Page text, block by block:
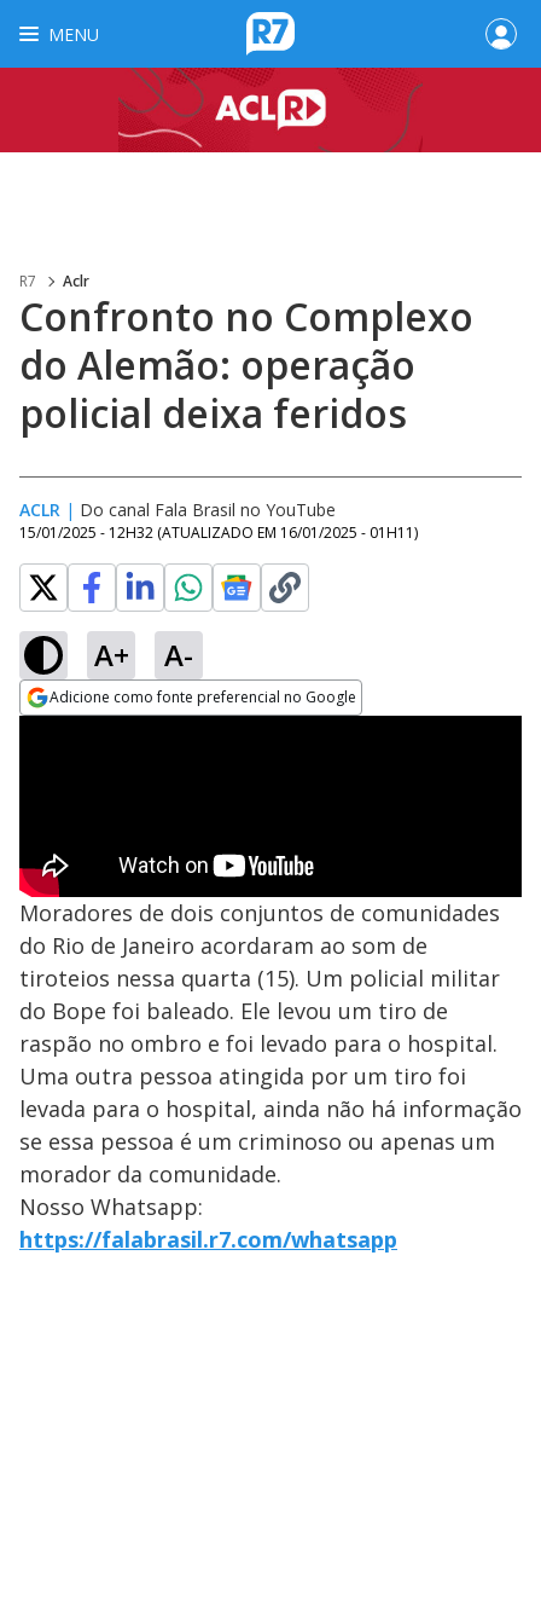
MENU
R7 Aclr
Confronto no Complexo
do Alemão: operação
policial deixa feridos
ACLR | Do canal Fala Brasil no YouTube
15/01/2025 - 12H32 (ATUALIZADO EM 16/01/2025 - 01H11)
A+ A-
Adicione como fonte preferencial no Google
Moradores de dois conjuntos de comunidades
do Rio de Janeiro acordaram ao som de
tiroteios nessa quarta (15). Um policial militar
do Bope foi baleado. Ele levou um tiro de
raspão no ombro e foi levado para o hospital.
Uma outra pessoa atingida por um tiro foi
levada para o hospital, ainda não há informação
se essa pessoa é um criminoso ou apenas um
morador da comunidade.
Nosso Whatsapp:
https://falabrasil.r7.com/whatsapp